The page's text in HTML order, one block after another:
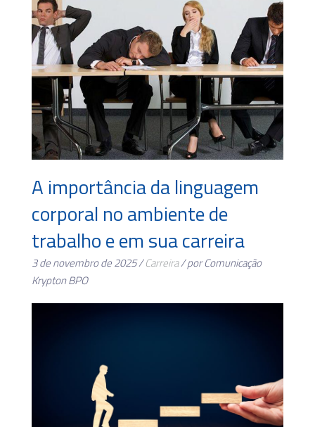
A importância da linguagem
corporal no ambiente de
trabalho e em sua carreira
3 de novembro de 2025 /Carreira/ por Comunicação
Krypton BPO